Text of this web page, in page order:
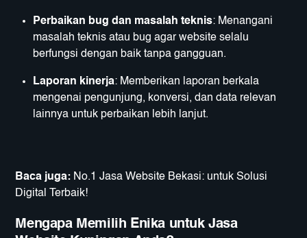
Perbaikan bug dan masalah teknis: Menangani
masalah teknis atau bug agar website selalu
berfungsi dengan baik tanpa gangguan.
Laporan kinerja: Memberikan laporan berkala
mengenai pengunjung, konversi, dan data relevan
lainnya untuk perbaikan lebih lanjut.
Baca juga: No.1 Jasa Website Bekasi: untuk Solusi
Digital Terbaik!
Mengapa Memilih Enika untuk Jasa